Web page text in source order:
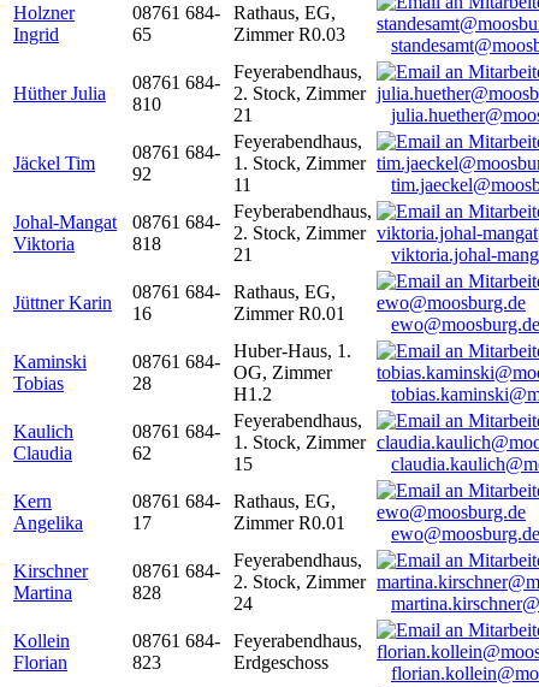
Holzner
Ingrid
08761 684-
65
Rathaus, EG,
Zimmer R0.03
Hüther Julia
08761 684-
810
Feyerabendhaus,
2. Stock, Zimmer
21
Jäckel Tim
08761 684-
92
Feyerabendhaus,
1. Stock, Zimmer
11
Johal-Mangat
Viktoria
08761 684-
818
Feyberabendhaus,
2. Stock, Zimmer
21
viktoria.johal-
Jüttner Karin
08761 684-
16
Rathaus, EG,
Zimmer R0.01
ewo@moosburg.de
Kaminski
Tobias
08761 684-
28
Huber-Haus, 1.
OG, Zimmer
H1.2
Kaulich
Claudia
08761 684-
62
Feyerabendhaus,
1. Stock, Zimmer
15
Kern
Angelika
08761 684-
17
Rathaus, EG,
Zimmer R0.01
ewo@moosburg.de
Kirschner
Martina
08761 684-
828
Feyerabendhaus,
2. Stock, Zimmer
24
Kollein
Florian
08761 684-
823
Feyerabendhaus,
Erdgeschoss